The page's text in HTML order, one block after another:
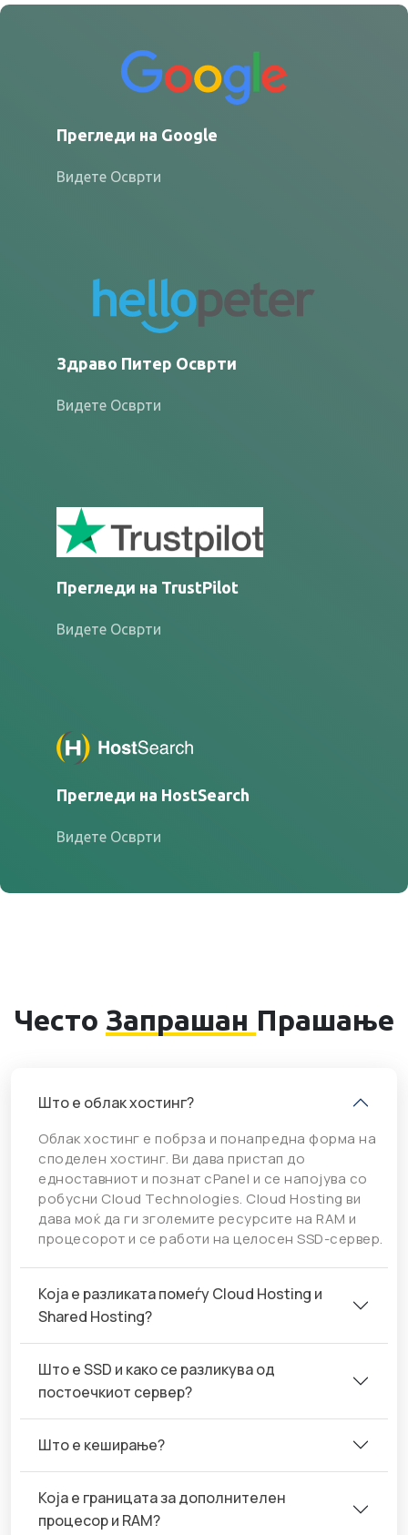
Прегледи на Google
Видете Осврти
Здраво Питер Осврти
Видете Осврти
Прегледи на TrustPilot
Видете Осврти
Прегледи на HostSearch
Видете Осврти
Често Запрашан Прашање
Што е облак хостинг?
Облак хостинг е побрза и понапредна форма на
споделен хостинг. Ви дава пристап до
едноставниот и познат cPanel и се напојува со
робусни Cloud Technologies. Cloud Hosting ви
дава моќ да ги зголемите ресурсите на RAM и
процесорот и се работи на целосен SSD-сервер.
Која е разликата помеѓу Cloud Hosting и
Shared Hosting?
Што е SSD и како се разликува од
постоечкиот сервер?
Што е кеширање?
Која е границата за дополнителен
процесор и RAM?